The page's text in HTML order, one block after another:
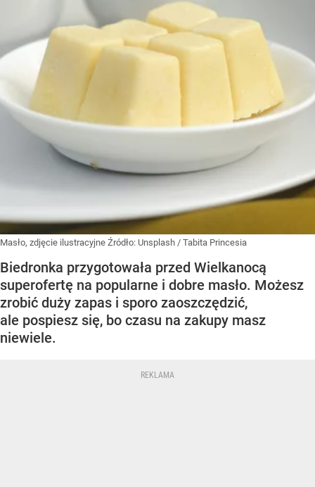
Masło, zdjęcie ilustracyjne Źródło: Unsplash / Tabita Princesia
Biedronka przygotowała przed Wielkanocą
superofertę na popularne i dobre masło. Możesz
zrobić duży zapas i sporo zaoszczędzić,
ale pospiesz się, bo czasu na zakupy masz
niewiele.